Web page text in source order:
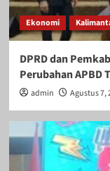
Ekonomi
DPRD dan
Perubahan APBD
admin Agustus 7,